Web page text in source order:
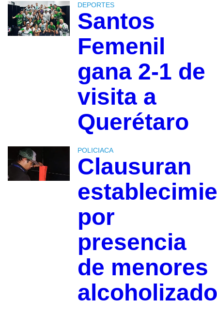
DEPORTES
Santos
Femenil
gana 2-1 de
visita a
Querétaro
POLICIACA
Clausuran
por
presencia
de menores